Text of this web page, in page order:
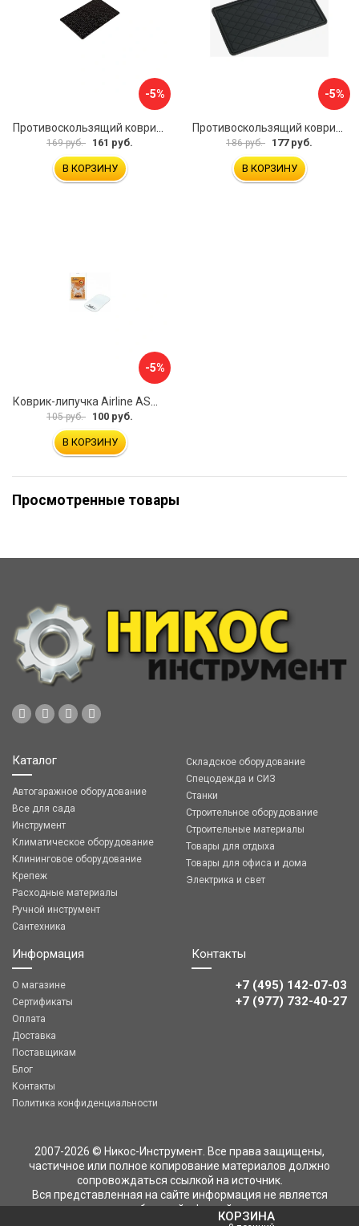
КОРЗИНА
-5%
169 руб. 161 руб.
В КОРЗИНУ
-5%
186 руб. 177 руб.
В КОРЗИНУ
-5%
105 руб. 100 руб.
В КОРЗИНУ
Просмотренные товары
Каталог
Автогаражное оборудование
Все для сада
Инструмент
Климатическое оборудование
Клининговое оборудование
Крепеж
Расходные материалы
Ручной инструмент
Сантехника
Складское оборудование
Спецодежда и СИЗ
Станки
Строительное оборудование
Строительные материалы
Товары для отдыха
Товары для офиса и дома
Электрика и свет
Информация
О магазине
Сертификаты
Оплата
Доставка
Поставщикам
Блог
Контакты
Политика конфиденциальности
Контакты
+7 (495) 142-07-03
‎‎+7 (977) 732-40-27
2007-2026 © Никос-Инструмент. Все права защищены,
частичное или полное копирование материалов должно
сопровождаться ссылкой на источник.
Вся представленная на сайте информация не является
публичной офертой